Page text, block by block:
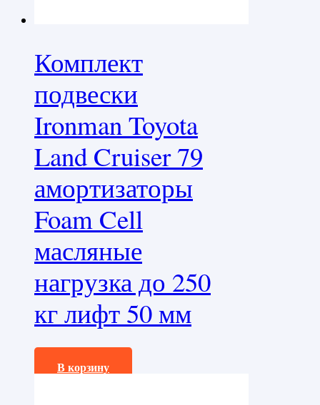
Комплект
подвески
Ironman Toyota
Land Cruiser 79
амортизаторы
Foam Cell
масляные
нагрузка до 250
кг лифт 50 мм
266000,0₽
В корзину